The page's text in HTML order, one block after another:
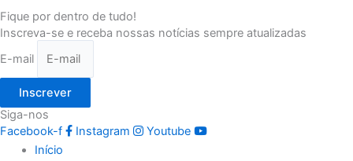
Fique por dentro de tudo!
Inscreva-se e receba nossas notícias sempre atualizadas
E-mail
Inscrever
Siga-nos
Facebook-f
Instagram
Youtube
Início